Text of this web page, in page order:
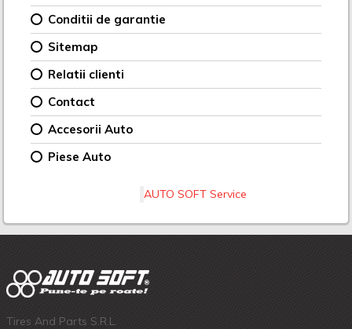
Conditii de garantie
Sitemap
Relatii clienti
Contact
Accesorii Auto
Piese Auto
AUTO SOFT Service
Tires And Parts S.R.L.